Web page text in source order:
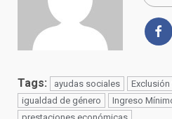
Tags: ayudas sociales Exclusión
igualdad de género
Ingreso